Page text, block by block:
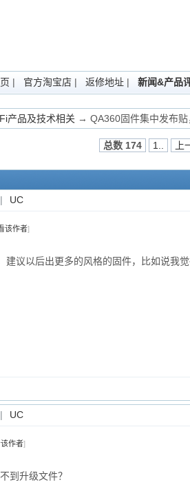
| 官方淘宝店 | 返修地址 | 新闻&产品
产品及技术相关 → QA360固件集中发布贴
总数 174 1.. 上
| UC
该作者]
建议以后出更多的风格的固件，比如说我
| UC
作者]
到升级文件？